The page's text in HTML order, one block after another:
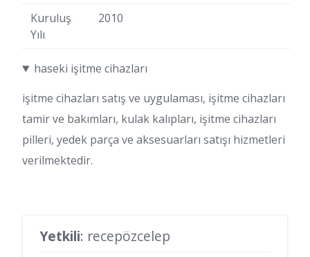
Kuruluş
Yılı
2010
haseki işitme cihazları
işitme cihazları satış ve uygulaması, işitme cihazları
tamir ve bakımları, kulak kalıpları, işitme cihazları
pilleri, yedek parça ve aksesuarları satışı hizmetleri
verilmektedir.
Yetkili: recepözcelep